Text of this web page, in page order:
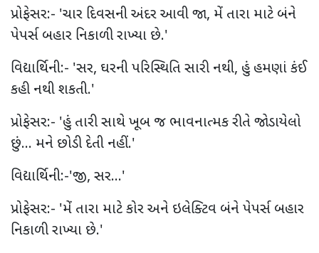
પ્રોફેસર:- 'ચાર દિવસની અંદર આવી જા, મેં તારા માટે બંને
પેપર્સ બહાર નિકાળી રાખ્યા છે.'
વિદ્યાર્થિની:- 'સર, ઘરની પરિસ્થિતિ સારી નથી, હું હમણાં કંઈ
કહી નથી શકતી.'
પ્રોફેસર:- 'હું તારી સાથે ખૂબ જ ભાવનાત્મક રીતે જોડાયેલો
છું... મને છોડી દેતી નહીં.'
વિદ્યાર્થિની:-'જી, સર...'
પ્રોફેસર:- 'મેં તારા માટે કોર અને ઇલેક્ટિવ બંને પેપર્સ બહાર
નિકાળી રાખ્યા છે.'